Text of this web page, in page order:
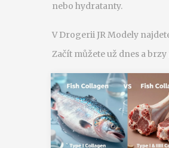
nebo hydratanty.
V Drogerii JR Modely
Začít můžete už dnes a